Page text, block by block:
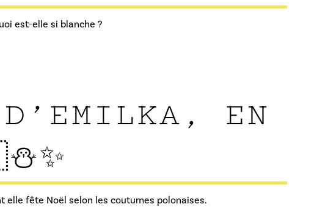
est-elle si blanche ?
EN
elle fête Noël selon les coutumes polonaises.